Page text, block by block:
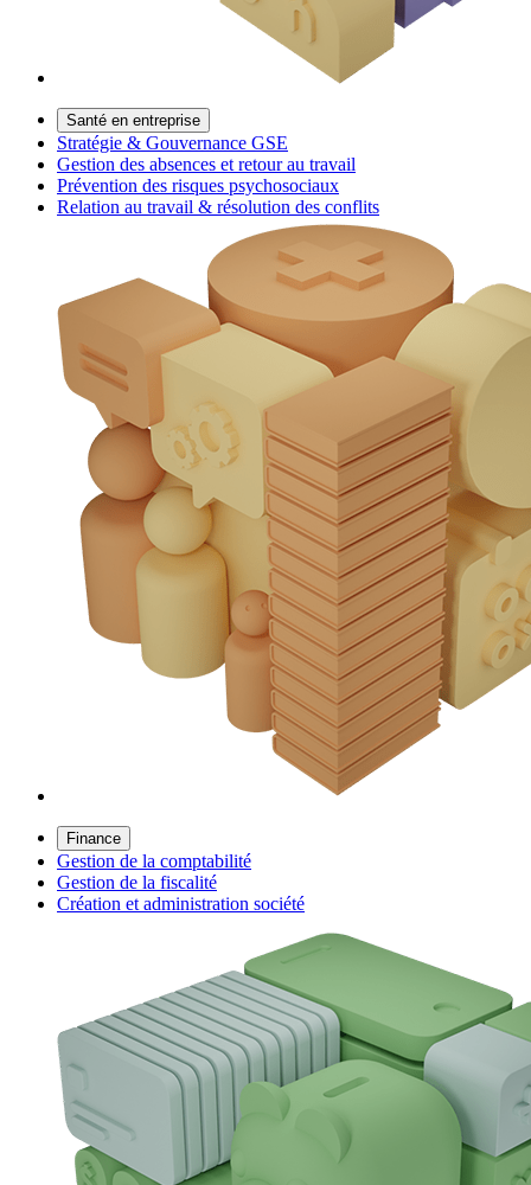
Santé en entreprise
Stratégie & Gouvernance GSE
Gestion des absences et retour au travail
Prévention des risques psychosociaux
Relation au travail & résolution des conflits
Finance
Gestion de la comptabilité
Gestion de la fiscalité
Création et administration société